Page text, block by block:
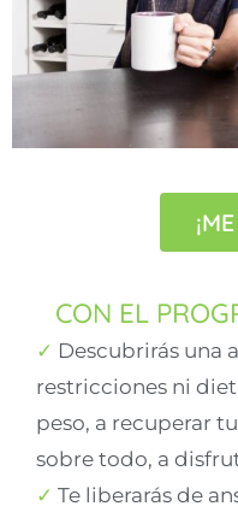
CON EL
✓ Descubrirás una
restricciones ni
peso, a recuperar
sobre todo, a
✓Te liberarás de